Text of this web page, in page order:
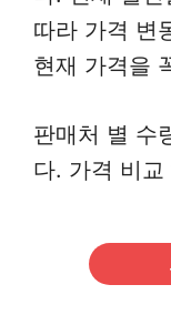
따라 가격 변
현재 가격을
판매처 별 수
다. 가격 비